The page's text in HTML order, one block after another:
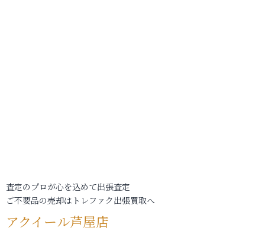
査定のプロが心を込めて出張査定
ご不要品の売却はトレファク出張買取へ
アクイール芦屋店